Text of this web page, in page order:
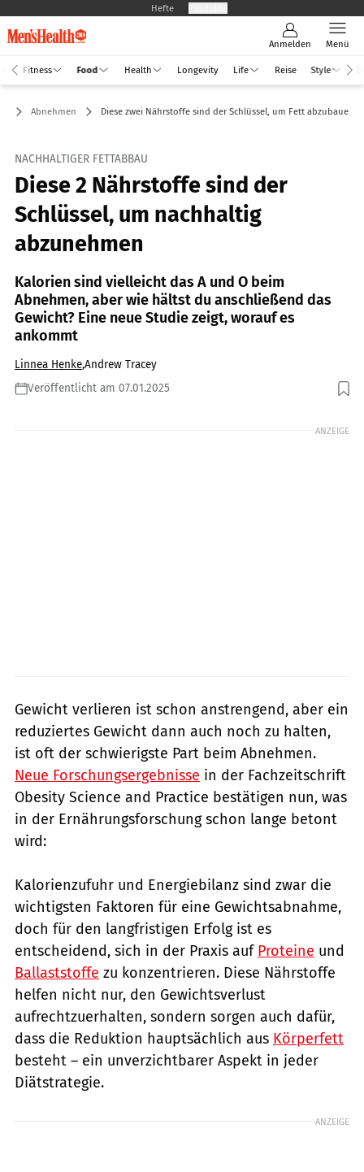
Hefte
Anmelden Menü
Fitness Food Health Longevity Life Reise Style
Abnehmen Diese zwei Nährstoffe sind der Schlüssel, um Fett abzubauen
NACHHALTIGER FETTABBAU
Diese 2 Nährstoffe sind der
Schlüssel, um nachhaltig
abzunehmen
Kalorien sind vielleicht das A und O beim
Abnehmen, aber wie hältst du anschließend das
Gewicht? Eine neue Studie zeigt, worauf es
ankommt
Linnea Henke,Andrew Tracey
Veröffentlicht am 07.01.2025
Foto: Ground Picture / shutterstock.com
ANZEIGE
Gewicht verlieren ist schon anstrengend, aber ein
reduziertes Gewicht dann auch noch zu halten,
ist oft der schwierigste Part beim Abnehmen.
Neue Forschungsergebnisse in der Fachzeitschrift
Obesity Science and Practice bestätigen nun, was
in der Ernährungsforschung schon lange betont
wird:
Kalorienzufuhr und Energiebilanz sind zwar die
wichtigsten Faktoren für eine Gewichtsabnahme,
doch für den langfristigen Erfolg ist es
entscheidend, sich in der Praxis auf Proteine und
Ballaststoffe zu konzentrieren. Diese Nährstoffe
helfen nicht nur, den Gewichtsverlust
aufrechtzuerhalten, sondern sorgen auch dafür,
dass die Reduktion hauptsächlich aus Körperfett
besteht – ein unverzichtbarer Aspekt in jeder
Diätstrategie.
ANZEIGE